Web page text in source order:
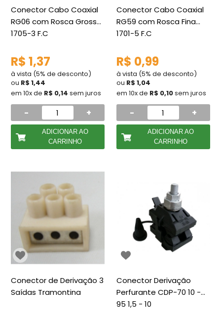
Conector Cabo Coaxial
RG06 com Rosca Grossa
1705-3 F.C
R$ 1,37
à vista (5% de desconto)
ou R$ 1,44
em 10x de R$ 0,14 sem juros
- +
ADICIONAR AO
CARRINHO
Conector Cabo Coaxial
RG59 com Rosca Fina
1701-5 F.C
R$ 0,99
à vista (5% de desconto)
ou R$ 1,04
em 10x de R$ 0,10sem juros
- +
ADICIONAR AO
CARRINHO
Conector de Derivação 3
Saídas Tramontina
Conector Derivação
Perfurante CDP-70 10 -
95 1,5 - 10